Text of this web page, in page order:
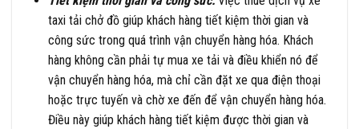
taxi tải chở đồ giúp khách hàng tiết kiệm thời gian và
công sức trong quá trình vận chuyển hàng hóa. Khách
hàng không cần phải tự mua xe tải và điều khiển nó để
vận chuyển hàng hóa, mà chỉ cần đặt xe qua điện thoại
hoặc trực tuyến và chờ xe đến để vận chuyển hàng hóa.
Điều này giúp khách hàng tiết kiệm được thời gian và